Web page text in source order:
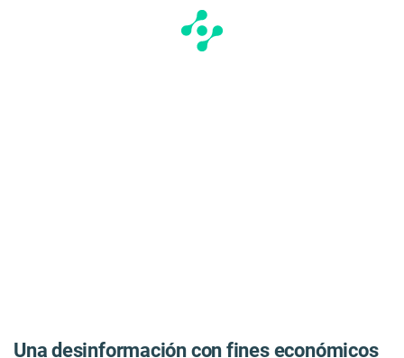
Una desinformación con fines económicos